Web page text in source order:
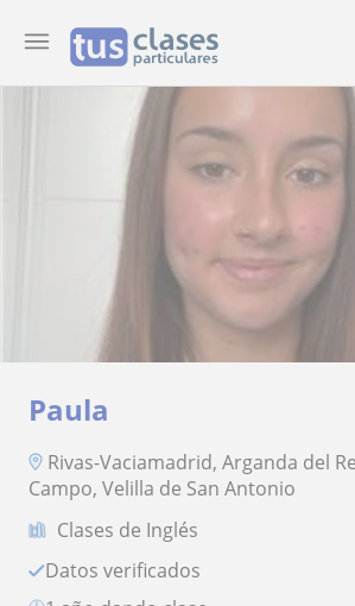
Paula
Rivas-Vaciamadrid, Arganda del
Campo, Velilla de San Antonio
Clases de Inglés
Datos verificados